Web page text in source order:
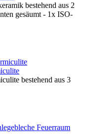
bestehend aus 2
gesäumt - 1x ISO-
bestehend aus 3